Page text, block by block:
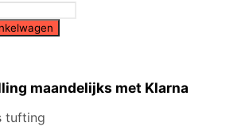
maandelijks met Klarna